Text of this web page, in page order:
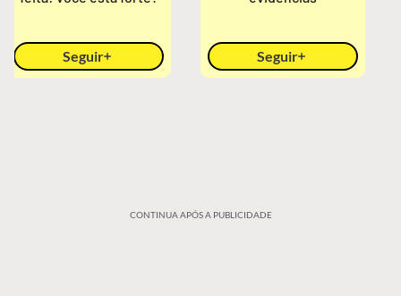
Seguir Seguir
CONTINUA APÓS A PUBLICIDADE